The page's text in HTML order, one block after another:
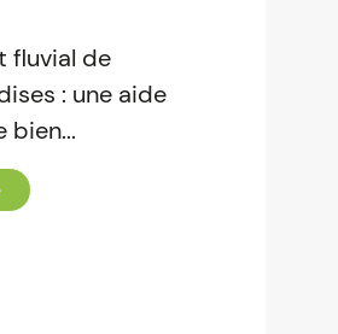
fluvial de
: une aide
bien...